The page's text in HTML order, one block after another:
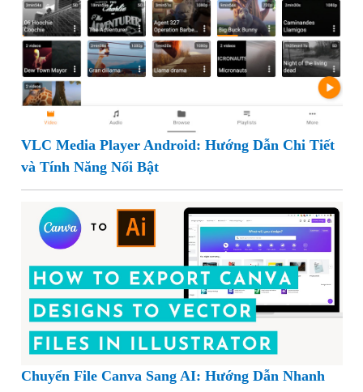
VLC Media Player Android: Hướng Dẫn Chi Tiết
và Tính Năng Nổi Bật
Chuyển File Canva Sang AI: Hướng Dẫn Nhanh